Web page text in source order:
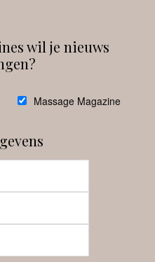
wil je nieuws
Massage Magazine